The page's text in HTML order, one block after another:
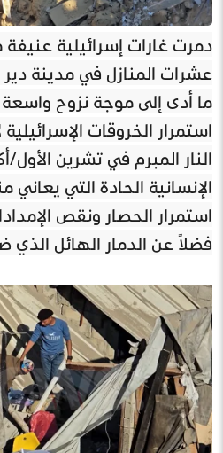
دمرت غارات إسرائيلية
عشرات المنازل في مدينة
ما أدى إلى موجة نزوح
استمرار الخروقات
الإنسانية الحادة التي يعاني
استمرار الحصار ونقص
فضلاً عن الدمار الهائل الذي